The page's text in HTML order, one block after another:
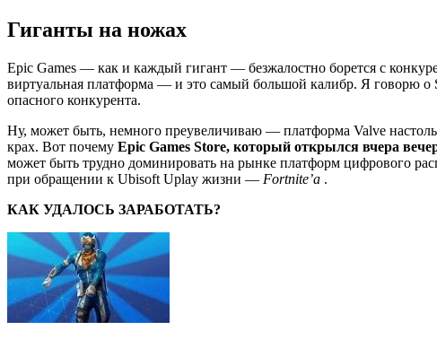
Гиганты на ножах
Epic Games — как и каждый гигант — безжалостно борется с
виртуальная платформа — и это самый большой калибр. Я говорю о
опасного конкурента.
Ну, может быть, немного преувеличиваю — платформа Valve
крах. Вот почему Epic Games Store, который открылся вчера
может быть трудно доминировать на рынке платформ цифрового
при обращении к Ubisoft Uplay жизни — Fortnite’a .
КАК УДАЛОСЬ ЗАРАБОТАТЬ?